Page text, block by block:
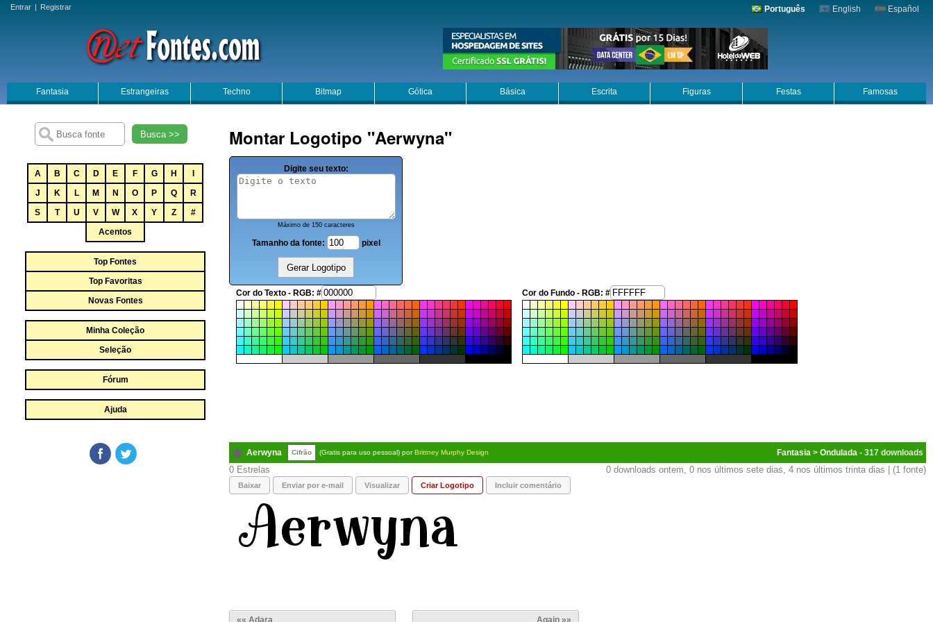
Entrar | Registrar Português English Español
Fantasia Estrangeiras Techno Bitmap Gótica Básica Escrita Figuras Festas Famosas
Busca >>
A B C D E F G H
J
K L M N O P Q
R
S
T U V W X Y Z
#
Acentos
Top Fontes
Top Favoritas
Novas Fontes
Minha Coleção
Seleção
Fórum
Ajuda
Montar Logotipo "Aerwyna"
Digite seu texto:
Máximo de 150 caracteres
Tamanho da fonte: pixel
Cor do Texto - RGB: # Cor do Fundo - RGB: #
Aerwyna Cifrão (Gratis para uso pessoal) porBrittney Murphy Design Fantasia > Ondulada - 317
0 0 downloads ontem, 0 nos últimos sete dias, 4 nos últimos trinta dias | (1 fonte)
Baixar Enviar por e-mail Visualizar Criar Logotipo Incluir comentário
«« Adara Again »»